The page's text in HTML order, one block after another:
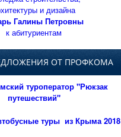
и дизайна
Галины Петровны
к абитуриентам
ОТ ПРОФКОМА
туроператор "Рюкзак
путешествий"
туры из Крыма 2018